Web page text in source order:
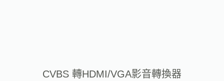
CVBS 轉HDMI/VGA影音轉換器